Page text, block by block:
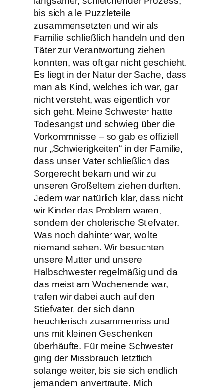
bis sich alle Puzzleteile
zusammensetzten und wir als
Familie schließlich handeln und den
Täter zur Verantwortung ziehen
konnten, was oft gar nicht geschieht.
Es liegt in der Natur der Sache, dass
man als Kind, welches ich war, gar
nicht versteht, was eigentlich vor
sich geht. Meine Schwester hatte
Todesangst und schwieg über die
Vorkommnisse – so gab es offiziell
nur „Schwierigkeiten“ in der Familie,
dass unser Vater schließlich das
Sorgerecht bekam und wir zu
unseren Großeltern ziehen durften.
Jedem war natürlich klar, dass nicht
wir Kinder das Problem waren,
sondern der cholerische Stiefvater.
Was noch dahinter war, wollte
niemand sehen. Wir besuchten
unsere Mutter und unsere
Halbschwester regelmäßig und da
das meist am Wochenende war,
trafen wir dabei auch auf den
Stiefvater, der sich dann
heuchlerisch zusammenriss und
uns mit kleinen Geschenken
überhäufte. Für meine Schwester
ging der Missbrauch letztlich
solange weiter, bis sie sich endlich
jemandem anvertraute. Mich